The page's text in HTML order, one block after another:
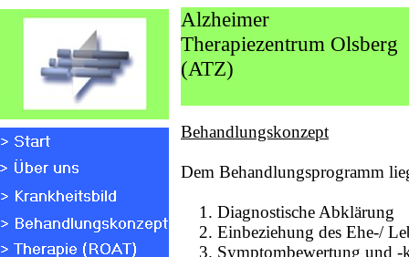
Alzheimer
Therapiezentrum Olsberg
(ATZ)
Behandlungskonzept
Dem Behandlungsprogramm
1. Diagnostische Abklärung
2. Einbeziehung des Ehe-/
3. Symptombewertung und -